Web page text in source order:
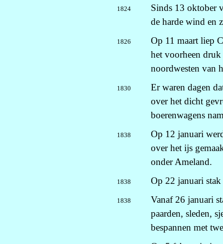
1824
Sinds 13 oktober
de harde wind en
1826
Op 11 maart liep
het voorheen
noordwesten van
1830
Er waren dagen
over het dicht
boerenwagens
1838
Op 12 januari
over het ijs
onder Ameland.
1838 Op 22 januari
1838
Vanaf 26 januari
paarden, sleden,
bespannen met